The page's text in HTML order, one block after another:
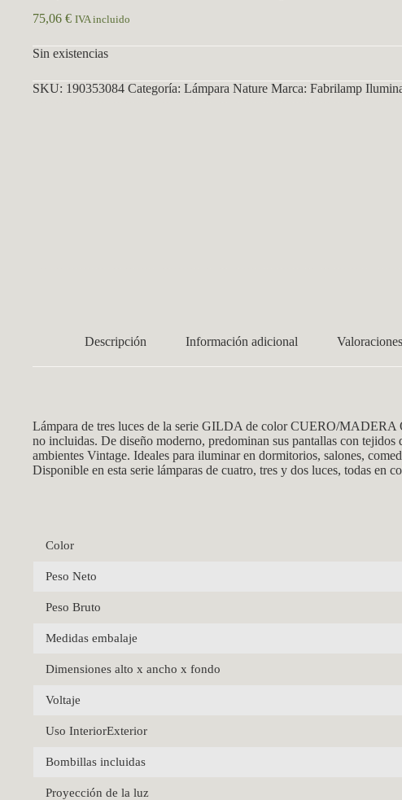
75,06 € IVA incluido
Sin existencias
SKU: 190353084 Categoría: Lámpara Nature Marca: Fabrilamp
Descripción Información adicional
Lámpara de tres luces de la serie GILDA de color CUERO/MADERA
no incluidas. De diseño moderno, predominan sus pantallas con
ambientes Vintage. Ideales para iluminar en dormitorios, salones,
Disponible en esta serie lámparas de cuatro, tres y dos luces, todas en
Color
Peso Neto
Peso Bruto
Medidas embalaje
Dimensiones alto x ancho x fondo
Voltaje
Uso InteriorExterior
Bombillas incluidas
Proyección de la luz